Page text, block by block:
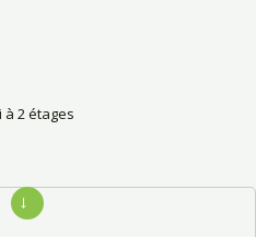
2 étages
→